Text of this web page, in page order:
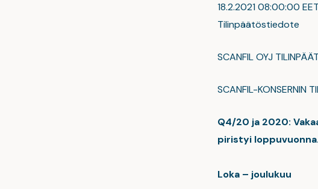
18.2.2021 08:00:00
Tilinpäätöstiedote
SCANFIL OYJ
SCANFIL-KONSERNIN
Q4/20 ja 2020:
piristyi loppuvuonna.
Loka – joulukuu